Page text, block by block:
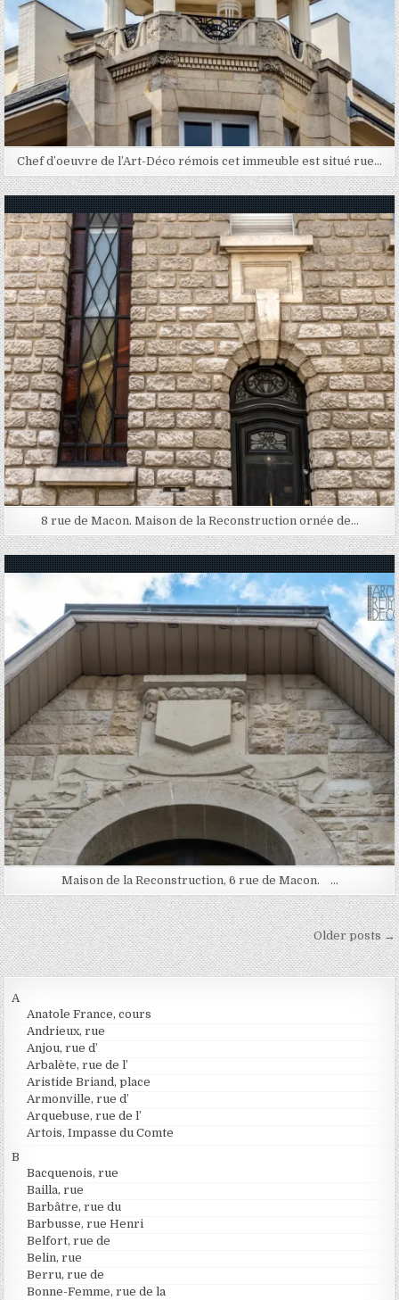
Chef d’oeuvre de l’Art-Déco rémois cet immeuble est situé rue…
Posted in
8 rue de Macon. Maison de la Reconstruction ornée de…
Posted in
Maison de la Reconstruction, 6 rue de Macon. …
Navigation des articles Older posts →
A
Anatole France, cours
Andrieux, rue
Anjou, rue d’
Arbalète, rue de l’
Aristide Briand, place
Armonville, rue d’
Arquebuse, rue de l’
Artois, Impasse du Comte
B
Bacquenois, rue
Bailla, rue
Barbâtre, rue du
Barbusse, rue Henri
Belfort, rue de
Belin, rue
Berru, rue de
Bonne-Femme, rue de la